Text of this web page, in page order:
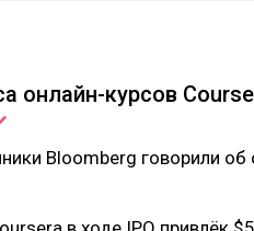
онлайн-курсов
Bloomberg говорили об